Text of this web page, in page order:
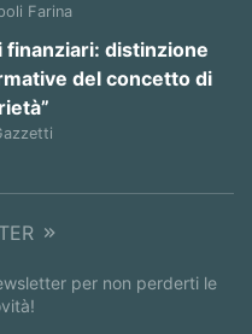
Farina
distinzione
del concetto di
per non perderti le